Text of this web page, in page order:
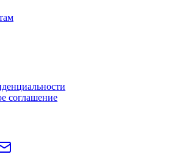
соглашение